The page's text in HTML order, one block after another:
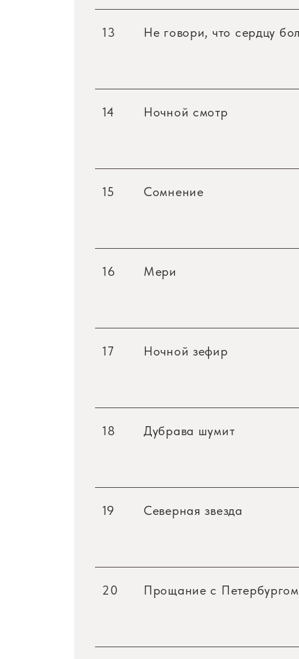
13 Не говори, что сердцу
14 Ночной смотр
15 Сомнение
16 Мери
17 Ночной зефир
18 Дубрава шумит
19 Северная звезда
20 Прощание с